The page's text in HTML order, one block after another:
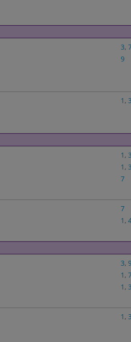
3,
9
1 , 3
1 , 3
1 , 3
7
7
1 ,
3,
1 ,
1 , 3
1 , 3